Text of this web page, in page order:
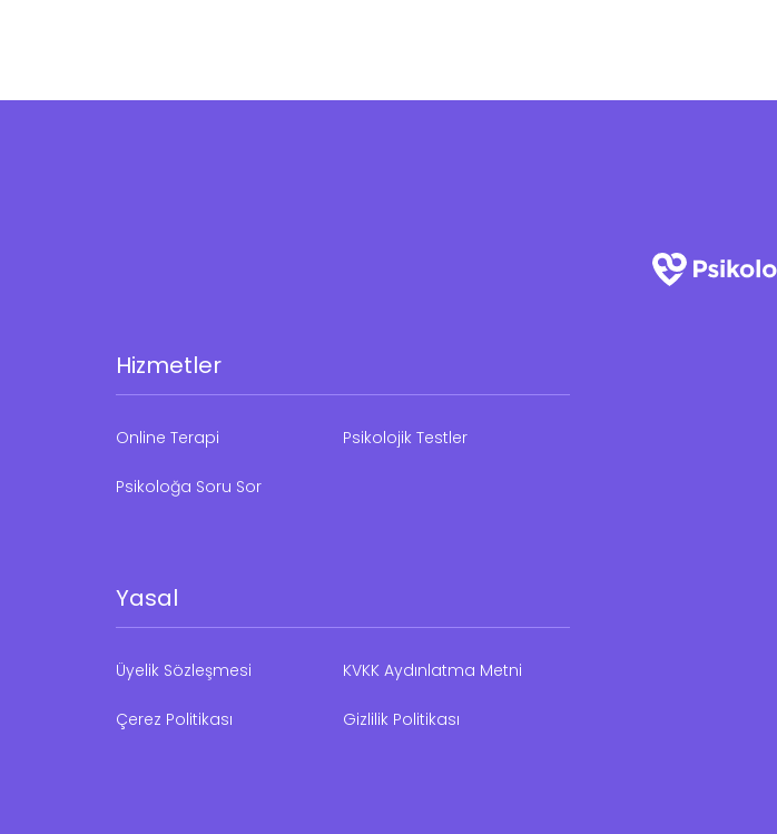
Hizmetler
Online Terapi Psikolojik Testler
Psikoloğa Soru Sor
Yasal
Üyelik Sözleşmesi KVKK Aydınlatma Metni
Çerez Politikası Gizlilik Politikası